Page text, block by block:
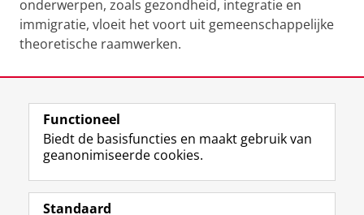
onderwerpen, zoals gezondheid, integratie en
immigratie, vloeit het voort uit gemeenschappelijke
theoretische raamwerken.
View this page in:English
Volg de RUG
F
a
L
i
R
S
I
n
Y
o
Functioneel
Biedt de basisfuncties en maakt gebruik van
geanonimiseerde cookies.
Standaard